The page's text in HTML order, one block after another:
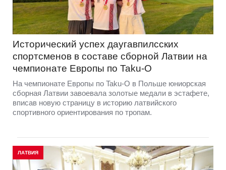
Исторический успех даугавпилсских
спортсменов в составе сборной Латвии на
чемпионате Европы по Taku-O
На чемпионате Европы по Taku-O в Польше юниорская
сборная Латвии завоевала золотые медали в эстафете,
вписав новую страницу в историю латвийского
спортивного ориентирования по тропам.
ЛАТВИЯ